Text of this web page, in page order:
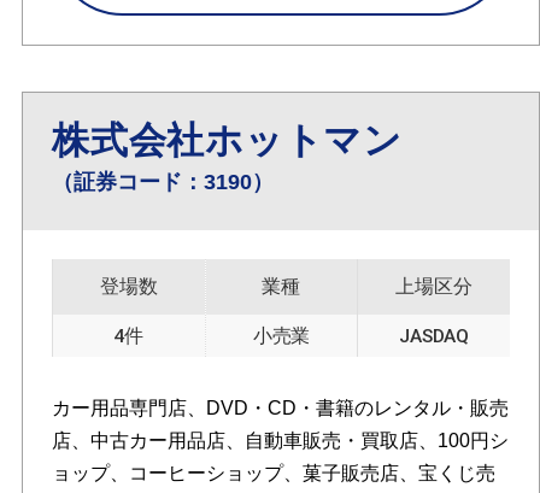
株式会社ホットマン
（証券コード：3190）
登場数
4件
業種
小売業
上場区分
JASDAQ
カー用品専門店、DVD・CD・書籍のレンタル・販売
店、中古カー用品店、自動車販売・買取店、100円シ
ョップ、コーヒーショップ、菓子販売店、宝くじ売